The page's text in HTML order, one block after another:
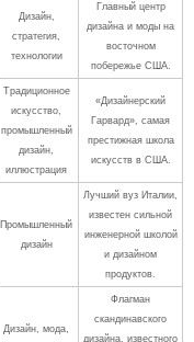
Дизайн,
стратегия,
технологии
Главный центр
дизайна и моды на
восточном
побережье США.
Традиционное
искусство,
промышленный
дизайн,
иллюстрация
«Дизайнерский
Гарвард», самая
престижная школа
искусств в США.
Промышленный
дизайн
Лучший вуз Италии,
известен сильной
инженерной школой
и дизайном
продуктов.
Дизайн, мода,
Флагман
скандинавского
дизайна, известного